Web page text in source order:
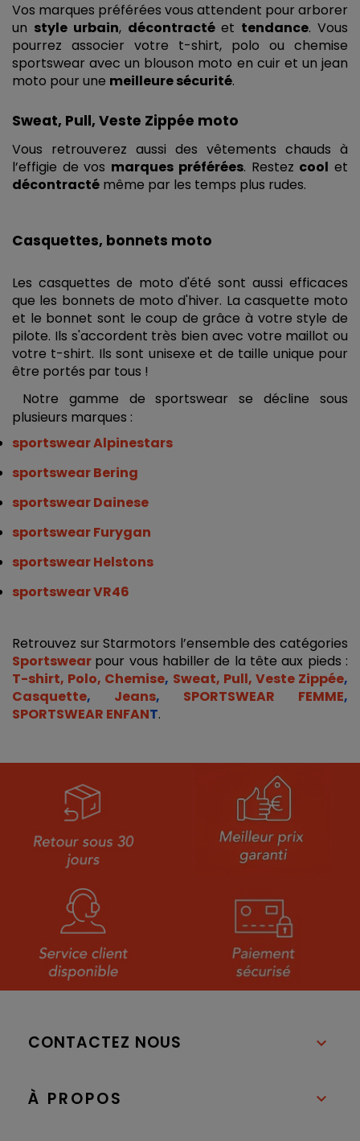
Vos marques préférées vous attendent pour arborer
un style urbain, décontracté et tendance. Vous
pourrez associer votre t-shirt, polo ou chemise
sportswear avec un blouson moto en cuir et un jean
moto pour une meilleure sécurité.
Sweat, Pull, Veste Zippée moto
Vous retrouverez aussi des vêtements chauds à
l’effigie de vos marques préférées. Restez cool
décontracté même par les temps plus rudes.
Casquettes, bonnets moto
Les casquettes de moto d'été sont aussi efficaces
que les bonnets de moto d'hiver. La casquette moto
et le bonnet sont le coup de grâce à votre style de
pilote. Ils s'accordent très bien avec votre maillot ou
votre t-shirt. Ils sont unisexe et de taille unique pour
être portés par tous !
Notre gamme de sportswear se décline sous
plusieurs marques :
sportswear Alpinestars
sportswear Bering
sportswear Dainese
sportswear Furygan
sportswear Helstons
sportswear VR46
Sportswear
T-shirt, Polo, Chemise, Sweat, Pull, Veste Zippée
Casquette, Jeans, SPORTSWEAR FEMME
SPORTSWEAR ENFANT.
CONTACTEZ NOUS 
À PROPOS 